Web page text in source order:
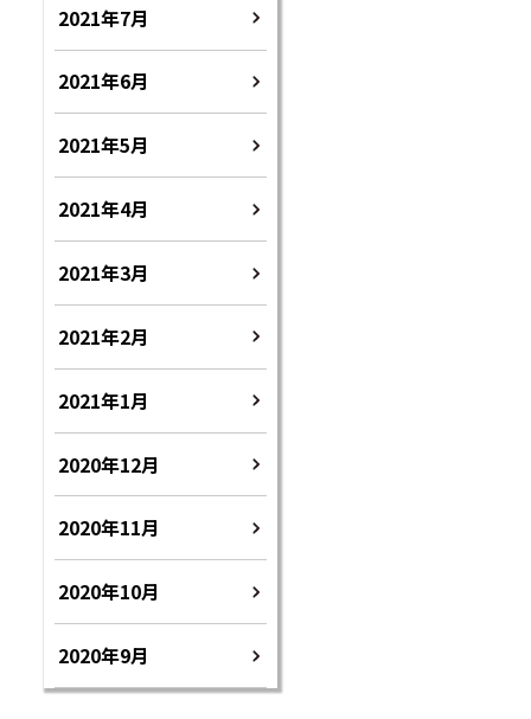
2021年7月
2021年6月
2021年5月
2021年4月
2021年3月
2021年2月
2021年1月
2020年12月
2020年11月
2020年10月
2020年9月